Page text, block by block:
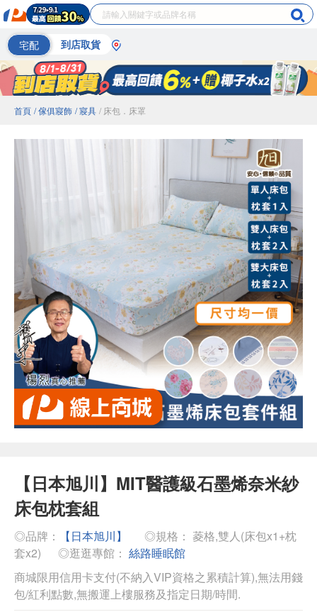
宅配 到店取貨
首頁 / 傢俱寢飾 / 寢具 / 床包．床罩
【日本旭川】MIT醫護級石墨烯奈米紗
床包枕套組
◎品牌： 【日本旭川】
◎規格： 菱格,雙人(床包x1+枕
套x2)
◎逛逛專館： 絲路睡眠館
商城限用信用卡支付(不納入VIP資格之累積計算),無法用錢
包/紅利點數,無搬運上樓服務及指定日期/時間.